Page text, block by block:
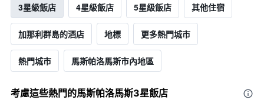
3星級飯店 4星級飯店 5星級飯店 其他住宿
加那利群島的酒店 地標 更多熱門城市
熱門城市 馬斯帕洛馬斯市內地區
考慮這些熱門的馬斯帕洛馬斯3星​飯店